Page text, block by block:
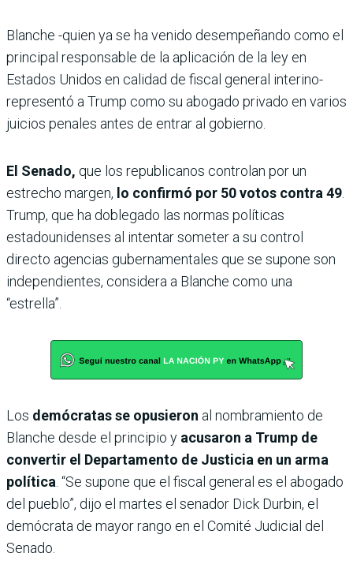
Blanche -quien ya se ha venido desempeñando como el
principal responsable de la aplicación de la ley en
Estados Unidos en calidad de fiscal general interino-
representó a Trump como su abogado privado en varios
juicios penales antes de entrar al gobierno.
El Senado, que los republicanos controlan por un
estrecho margen, lo confirmó por 50 votos contra 49
Trump, que ha doblegado las normas políticas
estadounidenses al intentar someter a su control
directo agencias gubernamentales que se supone son
independientes, considera a Blanche como una
“estrella”.
Los demócratas se opusieron al nombramiento de
Blanche desde el principio y acusaron a Trump de
convertir el Departamento de Justicia en un arma
política . “Se supone que el fiscal general es el abogado
del pueblo”, dijo el martes el senador Dick Durbin, el
demócrata de mayor rango en el Comité Judicial del
Senado.